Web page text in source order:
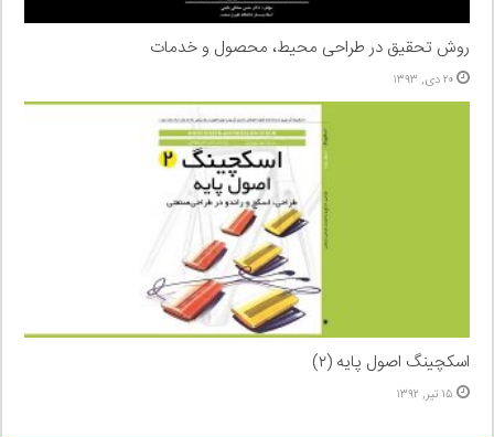
روش تحقیق در طراحی محیط، محصول و خدمات
۲۰ دی, ۱۳۹۳
اسکچینگ اصول پایه (۲)
۱۵ تیر, ۱۳۹۲